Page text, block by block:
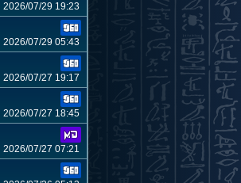
2026/07/29 19:23
2026/07/29 05:43
2026/07/27 19:17
2026/07/27 18:45
2026/07/27 07:21